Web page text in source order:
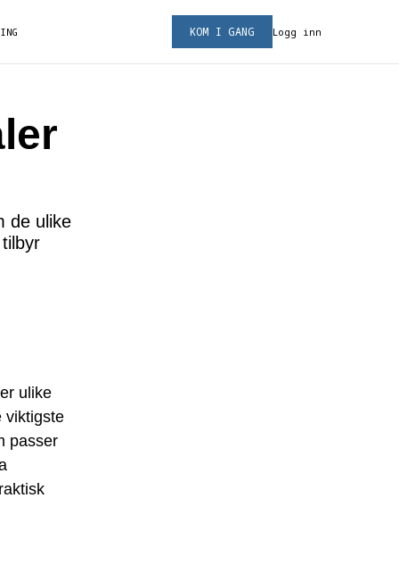
Logg inn
KOM I GANG
de ulike
ulike
viktigste
passer